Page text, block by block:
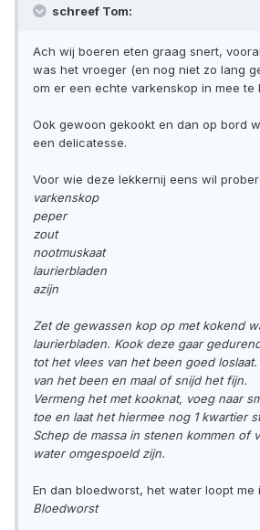
schreef Tom:
Ach wij boeren eten graag snert,
was het vroeger (en nog niet zo lang
om er een echte varkenskop in mee te
Ook gewoon gekookt en dan op bord
een delicatesse.
Voor wie deze lekkernij eens wil
varkenskop
peper
zout
nootmuskaat
laurierbladen
azijn
Zet de gewassen kop op met kokend
laurierbladen. Kook deze gaar
tot het vlees van het been goed
van het been en maal of snijd het fijn.
Vermeng het met kooknat, voeg naar
toe en laat het hiermee nog 1 kwartier
Schep de massa in stenen kommen of
water omgespoeld zijn.
En dan bloedworst, het water loopt me
Bloedworst